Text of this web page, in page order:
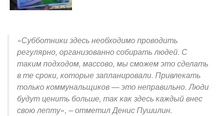
«Субботники здесь необходимо проводить
регулярно, организованно собирать людей. С
таким подходом, массово, мы сможем это сделать
в те сроки, которые запланировали. Привлекать
только коммунальщиков — это неправильно. Люди
будут ценить больше, так как здесь каждый внес
свою лепту», – отметил Денис Пушилин.